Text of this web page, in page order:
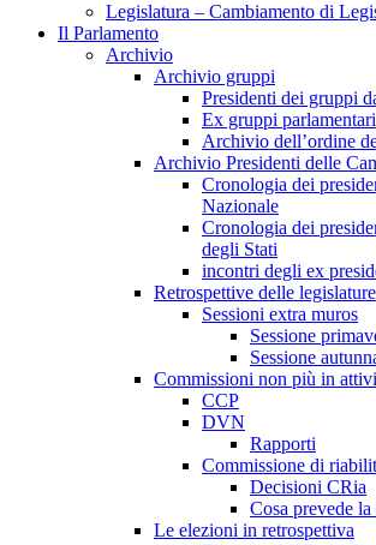
Legislatura – Cambiamento di
Il Parlamento
Archivio
Archivio gruppi
Presidenti dei gruppi
Ex gruppi parlamentari
Archivio dell’ordine
Archivio Presidenti delle
Cronologia dei
Nazionale
Cronologia dei
degli Stati
incontri degli ex
Retrospettive delle legislature
Sessioni extra muros
Sessione
Sessione
Commissioni non più in
CCP
DVN
Rapporti
Commissione di
Decisioni CRia
Cosa prevede la
Le elezioni in retrospettiva